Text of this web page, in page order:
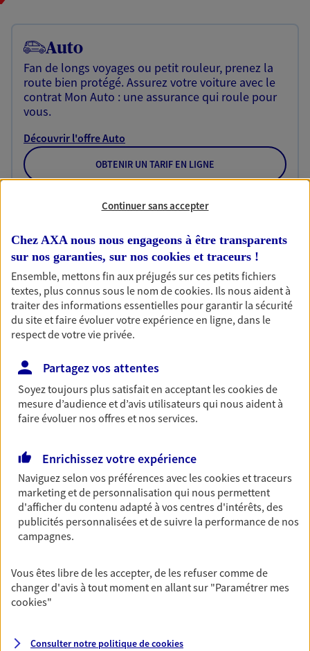
Auto
Fan de longs voyages ou petit rouleur, prenez la
route bien protégé. Assurez votre voiture avec le
contrat Mon Auto : une assurance qui roule pour
vous.
Découvrir l'offre Auto
OBTENIR UN TARIF EN LIGNE
Votre logement est unique, comme vous. Le
contrat Ma Maison assure votre sérénité en
protégeant ce qui vous tient à coeur.
Découvrir l'offre Habitation
OBTENIR UN TARIF EN LIGNE
Garantie Accidents de la Vie
Bricoleuse, féru de jardinage, pâtissier en herbe
ou grande lectrice… personne n'est à l'abri d'un
accident du quotidien. Avec Ma Protection
revenus.
Découvrir l'offre Garantie Accidents de la Vie
OBTENIR UN TARIF EN LIGNE
Gagnez en simplicité et en sérénité avec votre
assurance multirisque entreprise. Un contrat
unique pour protéger vos locaux, matériels pro,
responsabilité civile.
Continuer sans accepter
Chez AXA nous nous engageons à être transparents
sur nos garanties, sur nos cookies et traceurs !
Ensemble, mettons fin aux préjugés sur ces petits fichiers
textes, plus connus sous le nom decookies. Ils nous aident à
traiter des informations essentielles pour garantir la sécurité
du site et faire évoluer votre expérience en ligne, dans le
respect de votre vie privée.
Partagez vos attentes
Soyez toujours plus satisfait en acceptant lescookiesde
mesure d’audience et d’avis utilisateurs qui nous aident à
faire évoluer nos offres et nos services.
Enrichissez votre expérience
Naviguez selon vos préférences avec lescookies et traceurs
marketing et de personnalisation qui nous permettent
d'afficher du contenu adapté à vos centres d'intérêts, des
publicités personnalisées et de suivre la performance de nos
campagnes.
Vous êtes libre de les accepter, de les refuser comme de
changer d'avis à tout moment en allant sur "Paramétrer mes
cookies"
Consulter notre politique decookies